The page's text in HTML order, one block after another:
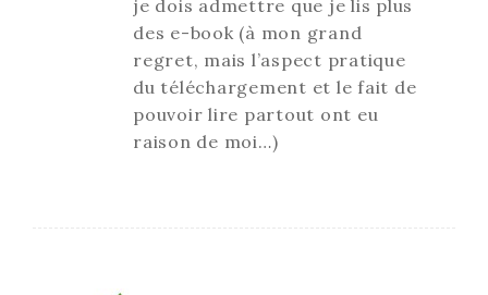
je dois admettre que je lis plus
des e-book (à mon grand
regret, mais l’aspect pratique
du téléchargement et le fait de
pouvoir lire partout ont eu
raison de moi…)